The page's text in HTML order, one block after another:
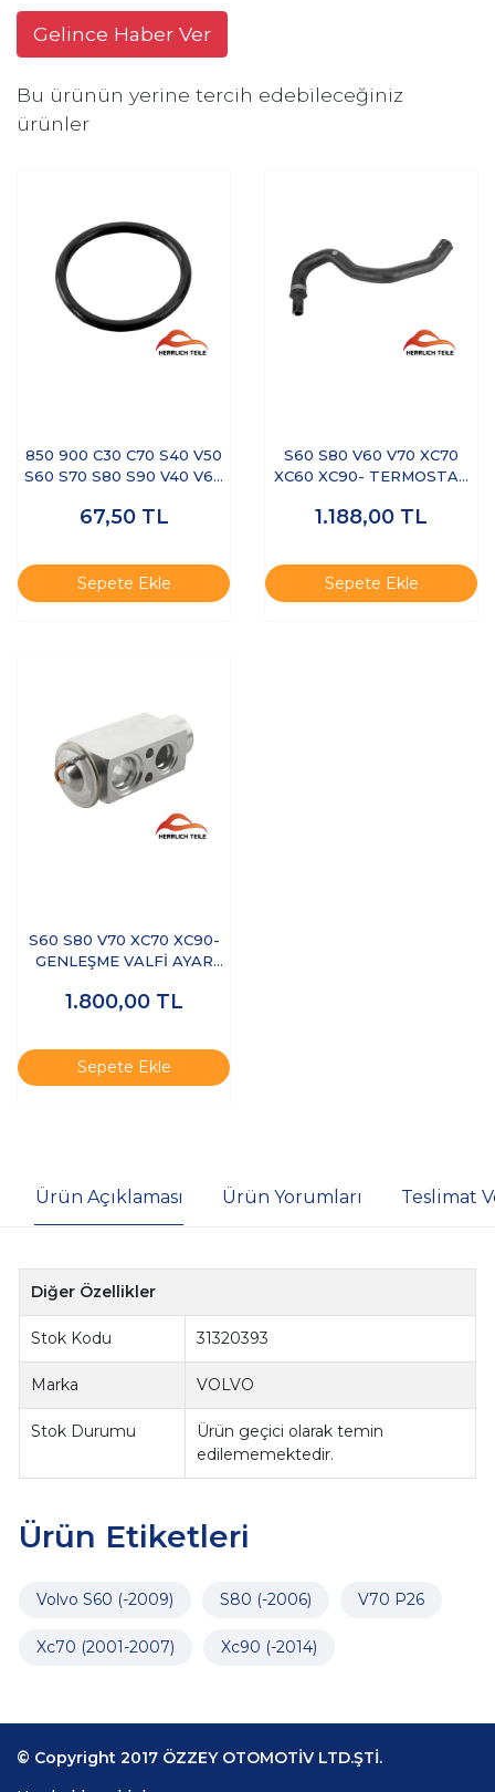
Gelince Haber Ver
Bu ürünün yerine tercih edebileceğiniz
ürünler
850 900 C30 C70 S40 V50
S60 S70 S80 S90 V40 V60
XC60 XC90- ORİNG ARKA
67,50 TL
Sepete Ekle
S60 S80 V60 V70 XC70
XC60 XC90- TERMOSTAT
1.188,00 TL
Sepete Ekle
S60 S80 V70 XC70 XC90-
GENLEŞME VALFİ AYAR
1.800,00 TL
Sepete Ekle
Ürün Açıklaması Ürün Yorumları Teslimat
Diğer Özellikler
Stok Kodu 31320393
Marka VOLVO
Stok Durumu
Ürün geçici olarak temin
edilememektedir.
Ürün Etiketleri
Volvo S60 (-2009) S80 (-2006) V70 P26
Xc70 (2001-2007) Xc90 (-2014)
© Copyright 2017 ÖZZEY OTOMOTİV LTD.ŞTİ.